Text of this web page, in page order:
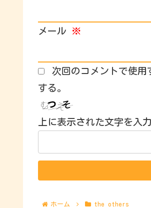
メール ※
次回のコメントで使
する。
上に表示された文字を入
ホーム the others